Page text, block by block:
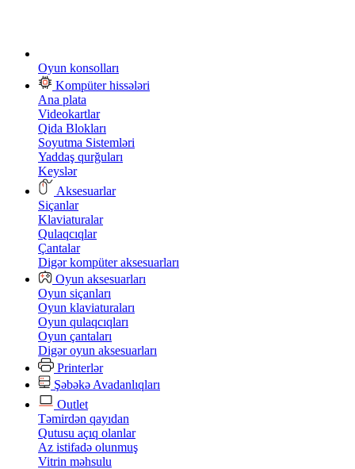
Oyun konsolları
Kompüter hissələri
Ana plata
Videokartlar
Qida Blokları
Soyutma Sistemləri
Yaddaş qurğuları
Keyslər
Aksesuarlar
Siçanlar
Klaviaturalar
Qulaqcıqlar
Çantalar
Digər kompüter aksesuarları
Oyun aksesuarları
Oyun siçanları
Oyun klaviaturaları
Oyun qulaqcıqları
Oyun çantaları
Digər oyun aksesuarları
Printerlər
Şəbəkə Avadanlıqları
Outlet
Təmirdən qayıdan
Qutusu açıq olanlar
Az istifadə olunmuş
Vitrin məhsulu